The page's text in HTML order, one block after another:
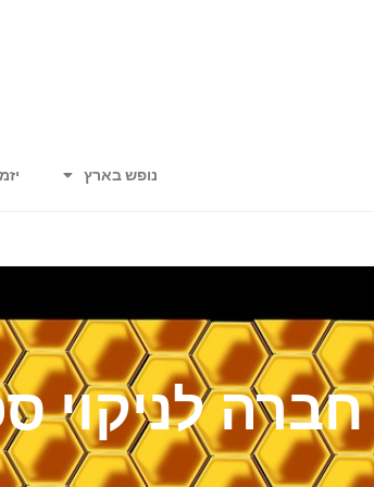
נופש בארץ
חברה לניקוי